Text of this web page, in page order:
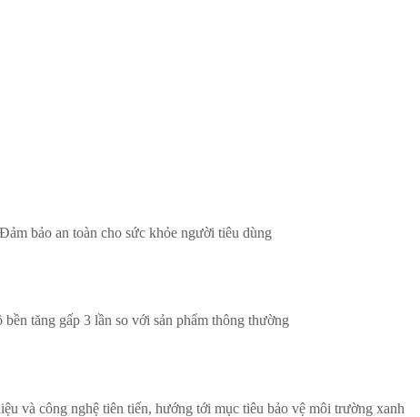
bảo an toàn cho sức khỏe người tiêu dùng
tăng gấp 3 lần so với sản phẩm thông thường
và công nghệ tiên tiến, hướng tới mục tiêu bảo vệ môi trường xanh